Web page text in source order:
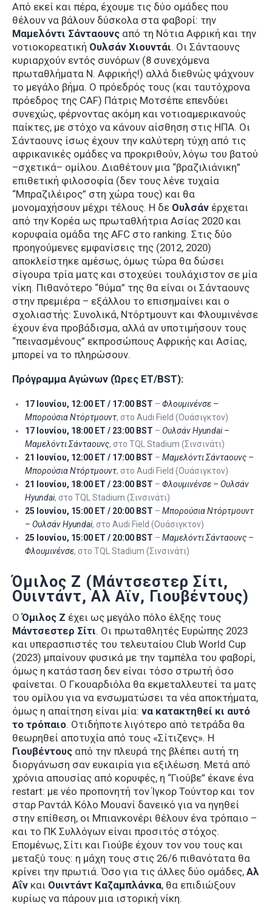
Από εκεί και πέρα, έχουμε τις δύο ομάδες που
θέλουν να βάλουν δύσκολα στα φαβορί: την
Mαμελόντι Σάνταουνς από τη Νότια Αφρική και την
νοτιοκορεατική Ουλσάν Χιουντάι. Οι Σάνταουνς
κυριαρχούν εντός συνόρων (8 συνεχόμενα
πρωταθλήματα Ν. Αφρικής!) αλλά διεθνώς ψάχνουν
το μεγάλο βήμα. Ο πρόεδρός τους (και ταυτόχρονα
πρόεδρος της CAF) Πάτρις Μοτσέπε επενδύει
συνεχώς, φέρνοντας ακόμη και νοτιοαμερικανούς
παίκτες, με στόχο να κάνουν αίσθηση στις ΗΠΑ. Οι
Σάνταουνς ίσως έχουν την καλύτερη τύχη από τις
αφρικανικές ομάδες να προκριθούν, λόγω του βατού
–σχετικά– ομίλου. Διαθέτουν μια “βραζιλιάνικη”
επιθετική φιλοσοφία (δεν τους λένε τυχαία
“Μπραζιλέιρος” στη χώρα τους) και θα
μονομαχήσουν μέχρι τέλους. Η δε Ουλσάν έρχεται
από την Κορέα ως πρωταθλήτρια Ασίας 2020 και
κορυφαία ομάδα της AFC στο ranking. Στις δύο
προηγούμενες εμφανίσεις της (2012, 2020)
αποκλείστηκε αμέσως, όμως τώρα θα δώσει
σίγουρα τρία ματς και στοχεύει τουλάχιστον σε μία
νίκη. Πιθανότερο “θύμα” της θα είναι οι Σάνταουνς
στην πρεμιέρα – εξάλλου το επισημαίνει και ο
σχολιαστής: Συνολικά, Ντόρτμουντ και Φλουμινένσε
έχουν ένα προβάδισμα, αλλά αν υποτιμήσουν τους
“πεινασμένους” εκπροσώπους Αφρικής και Ασίας,
μπορεί να το πληρώσουν.
Πρόγραμμα Αγώνων (Ώρες ET/BST):
17 Ιουνίου, 12:00 ET / 17:00 BST – Φλουμινένσε –
Μπορούσια Ντόρτμουντ, στο Audi Field (Ουάσιγκτον)
17 Ιουνίου, 18:00 ET / 23:00 BST – Ουλσάν Hyundai –
Mαμελόντι Σάνταουνς, στο TQL Stadium (Σινσινάτι)
21 Ιουνίου, 12:00 ET / 17:00 BST – Mαμελόντι Σάνταουνς –
Μπορούσια Ντόρτμουντ, στο Audi Field (Ουάσιγκτον)
21 Ιουνίου, 18:00 ET / 23:00 BST – Φλουμινένσε – Ουλσάν
Hyundai, στο TQL Stadium (Σινσινάτι)
25 Ιουνίου, 15:00 ET / 20:00 BST – Μπορούσια Ντόρτμουντ
– Ουλσάν Hyundai, στο Audi Field (Ουάσιγκτον)
25 Ιουνίου, 15:00 ET / 20:00 BST – Mαμελόντι Σάνταουνς –
Φλουμινένσε, στο TQL Stadium (Σινσινάτι)
Όμιλος Ζ (Μάντσεστερ Σίτι,
Ουιντάντ, Αλ Αϊν, Γιουβέντους)
ΟΌμιλος Ζ έχει ως μεγάλο πόλο έλξης τους
Μάντσεστερ Σίτι. Οι πρωταθλητές Ευρώπης 2023
και υπερασπιστές του τελευταίου Club World Cup
(2023) μπαίνουν φυσικά με την ταμπέλα του φαβορί,
όμως η κατάσταση δεν είναι τόσο στρωτή όσο
φαίνεται. Ο Γκουαρδιόλα θα εκμεταλλευτεί τα ματς
του ομίλου για να ενσωματώσει τα νέα αποκτήματα,
όμως η απαίτηση είναι μία: να κατακτηθεί κι αυτό
το τρόπαιο. Οτιδήποτε λιγότερο από τετράδα θα
θεωρηθεί αποτυχία από τους «Σίτιζενς». Η
Γιουβέντους από την πλευρά της βλέπει αυτή τη
διοργάνωση σαν ευκαιρία για εξιλέωση. Μετά από
χρόνια απουσίας από κορυφές, η “Γιούβε” έκανε ένα
restart: με νέο προπονητή τον Ίγκορ Τούντορ και τον
σταρ Ραντάλ Κόλο Μουανί δανεικό για να ηγηθεί
στην επίθεση, οι Μπιανκονέρι θέλουν ένα τρόπαιο –
και το ΠΚ Συλλόγων είναι προσιτός στόχος.
Επομένως, Σίτι και Γιούβε έχουν τον νου τους και
μεταξύ τους: η μάχη τους στις 26/6 πιθανότατα θα
κρίνει την πρωτιά. Όσο για τις άλλες δύο ομάδες, Αλ
Αΐν και Ουιντάντ Καζαμπλάνκα, θα επιδιώξουν
κυρίως να πάρουν μια ιστορική νίκη.